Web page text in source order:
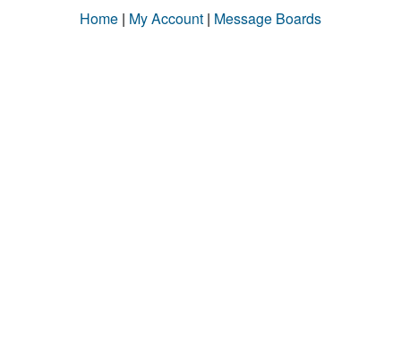
Home | My Account | Message Boards